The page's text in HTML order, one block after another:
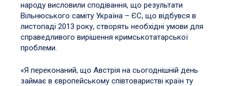
народу висловили сподівання, що результати
Вільнюського саміту Україна – ЄС, що відбувся в
листопаді 2013 року, створять необхідні умови для
справедливого вирішення кримськотатарської
проблеми.
«Я переконаний, що Австрія на сьогоднішній день
займає в європейському співтоваристві країн ту